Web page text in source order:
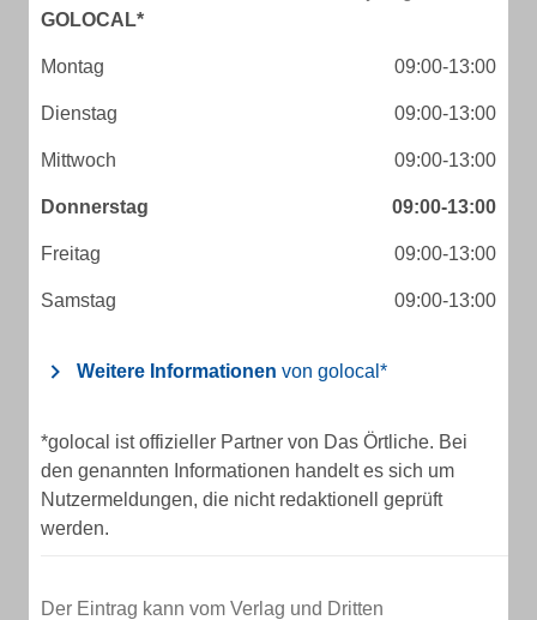
GOLOCAL*
Montag 09:00-13:00
Dienstag 09:00-13:00
Mittwoch 09:00-13:00
Donnerstag 09:00-13:00
Freitag 09:00-13:00
Samstag 09:00-13:00
Weitere Informationen von golocal*
*golocal ist offizieller Partner von Das Örtliche. Bei
den genannten Informationen handelt es sich um
Nutzermeldungen, die nicht redaktionell geprüft
werden.
Der Eintrag kann vom Verlag und Dritten